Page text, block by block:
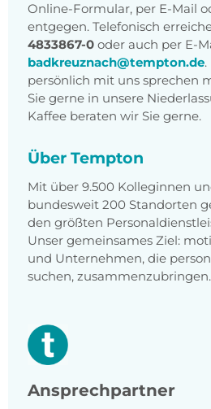
Online-Formular, per E-Mail
entgegen. Telefonisch
4833867-0 oder auch per E-
badkreuznach@tempton.de.
persönlich mit uns sprechen
Sie gerne in unsere
Kaffee beraten wir Sie gerne.
Über Tempton
Mit über 9.500 Kolleginnen
bundesweit 200 Standorten
den größten
Unser gemeinsames Ziel:
und Unternehmen, die
suchen, zusammenzubringen.
Ansprechpartner